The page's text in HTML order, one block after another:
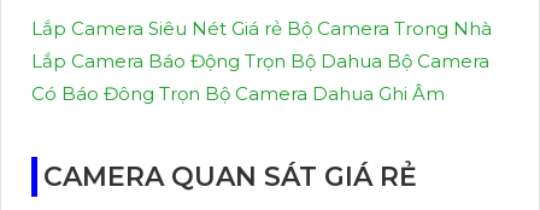
Lắp Camera Siêu Nét Giá rẻ Bộ Camera Trong Nhà
Lắp Camera Báo Động Trọn Bộ Dahua Bộ Camera
Có Báo Đông Trọn Bộ Camera Dahua Ghi Âm
CAMERA QUAN SÁT GIÁ RẺ